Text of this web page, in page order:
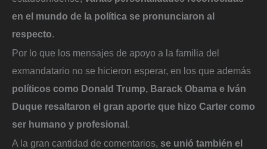
en el mundo de la política se pronunciaron al
respecto.
Por lo que los mensajes de apoyo a la familia del
exmandatario no se hicieron esperar, en los que además
políticos como Donald Trump, Barack Obama e Iván
Duque resaltaron el gran aporte que hizo Carter como
ser humano y profesional.
A la gran cantidad de comentarios, se unió también el